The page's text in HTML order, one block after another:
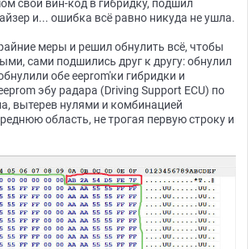
свой вин-код в гибридку, подшил
и... ошибка всё равно никуда не ушла.
меры и решил обнулить всё, чтобы
сами подшились друг к другу: обнулил
обе eeprom'ки гибридки и
эбу радара (Driving Support ECU) по
вытерев нулями и комбинацией
область, не трогая первую строку и